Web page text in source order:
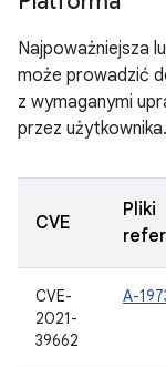
Najpoważniejsza
może prowadzić
z wymaganymi
przez użytkownika.
CVE
Pliki
CVE-
2021-
39662
A-